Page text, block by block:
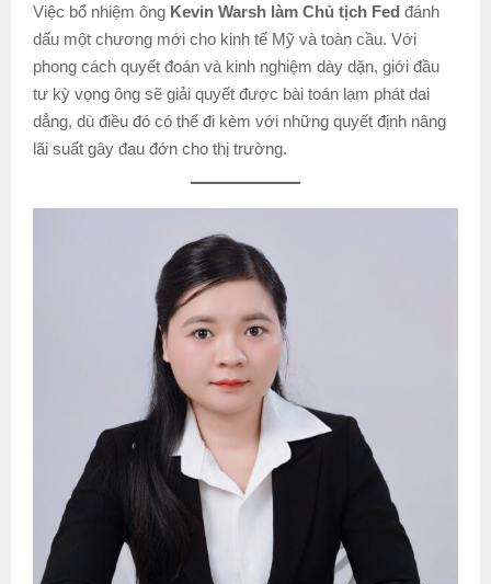
Việc bổ nhiệm ông Kevin Warsh làm Chủ tịch Fed đánh
dấu một chương mới cho kinh tế Mỹ và toàn cầu. Với
phong cách quyết đoán và kinh nghiệm dày dặn, giới đầu
tư kỳ vọng ông sẽ giải quyết được bài toán lạm phát dai
dẳng, dù điều đó có thể đi kèm với những quyết định nâng
lãi suất gây đau đớn cho thị trường.